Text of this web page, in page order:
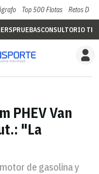
Top 500 Flotas Retos Del
PRUEBASCONSULTORIO
PHEV Van
"La
motor de gasolina y